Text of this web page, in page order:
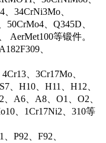
34CrNi3Mo、
、Q345D、
AerMet100等锻件。
、
、3Cr17Mo、
、H10、H11、H12、
A6、A8、O1、O2、
、1Cr17Ni2、310等
P92、F92、